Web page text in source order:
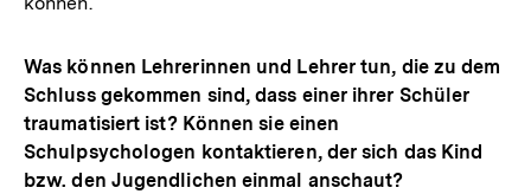
Was können Lehrerinnen und Lehrer tun, die zu dem
Schluss gekommen sind, dass einer ihrer Schüler
traumatisiert ist? Können sie einen
Schulpsychologen kontaktieren, der sich das Kind
bzw. den Jugendlichen einmal anschaut?